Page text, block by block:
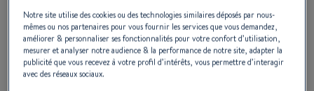
planante qui autorise des performances
sensiblement supérieures grâce au montage
de moteurs plus puissants. Ce modèle de la
Notre site utilise des cookies ou des technologies similaires déposés par nous-
mêmes ou nos partenaires pour vous fournir les services que vous demandez,
améliorer & personnaliser ses fonctionnalités pour votre confort d’utilisation,
mesurer et analyser notre audience & la performance de notre site, adapter la
publicité que vous recevez à votre profil d’intérêts, vous permettre d’interagir
avec des réseaux sociaux.